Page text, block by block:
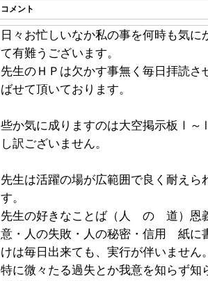
コメント
日々お忙しいなか私の事を何時も気
て有難うございます。
先生のＨＰは欠かす事無く毎日拝読さ
ばせて頂いております。
些か気に成りますのは大空掲示板Ⅰ
し訳ございません。
先生は活躍の場が広範囲で良く耐えら
す。
先生の好きなことば（人 の 道）恩
意・人の失敗・人の秘密・信用 紙に
けは毎日出来ても、実行が伴いません
特に微々たる過失とか我意を知らず知